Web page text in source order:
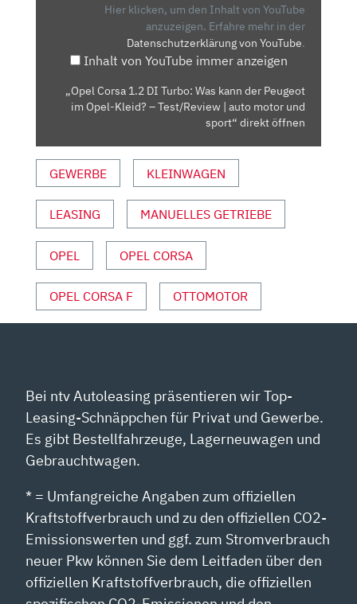
PEUGEOT
–
TEST/REVIEW
|
AUTO
UND
SPORT“
VON
YOUTUBE
Hier klicken, um den Inhalt von YouTube
anzuzeigen. Erfahre mehr in der
Datenschutzerklärung von YouTube.
Inhalt von YouTube immer anzeigen
„Opel Corsa 1.2 DI Turbo: Was kann der Peugeot
im Opel-Kleid? – Test/Review | auto motor und
sport“ direkt öffnen
GEWERBE KLEINWAGEN
LEASING MANUELLES GETRIEBE
OPEL OPEL CORSA
OPEL CORSA F OTTOMOTOR
Bei ntv Autoleasing präsentieren wir Top-
Leasing-Schnäppchen für Privat und Gewerbe.
Es gibt Bestellfahrzeuge, Lagerneuwagen und
Gebrauchtwagen.
* = Umfangreiche Angaben zum offiziellen
Kraftstoffverbrauch und zu den offiziellen CO2-
Emissionswerten und ggf. zum Stromverbrauch
neuer Pkw können Sie dem Leitfaden über den
offiziellen Kraftstoffverbrauch, die offiziellen